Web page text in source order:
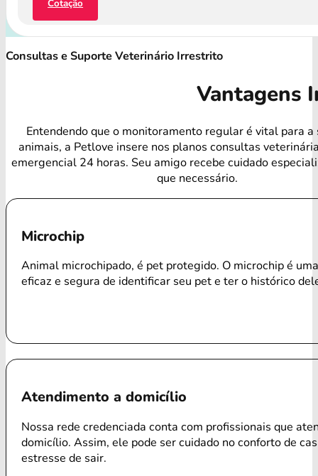
Cotação
Consultas e Suporte Veterinário Irrestrito
Vantagens
Entendendo que o monitoramento regular é vital para a
animais, a Petlove insere nos planos consultas
emergencial 24 horas. Seu amigo recebe cuidado
que necessário.
Microchip
Animal microchipado, é pet protegido. O microchip é
eficaz e segura de identificar seu pet e ter o histórico
Atendimento a domicílio
Nossa rede credenciada conta com profissionais que
domicílio. Assim, ele pode ser cuidado no conforto de
estresse de sair.